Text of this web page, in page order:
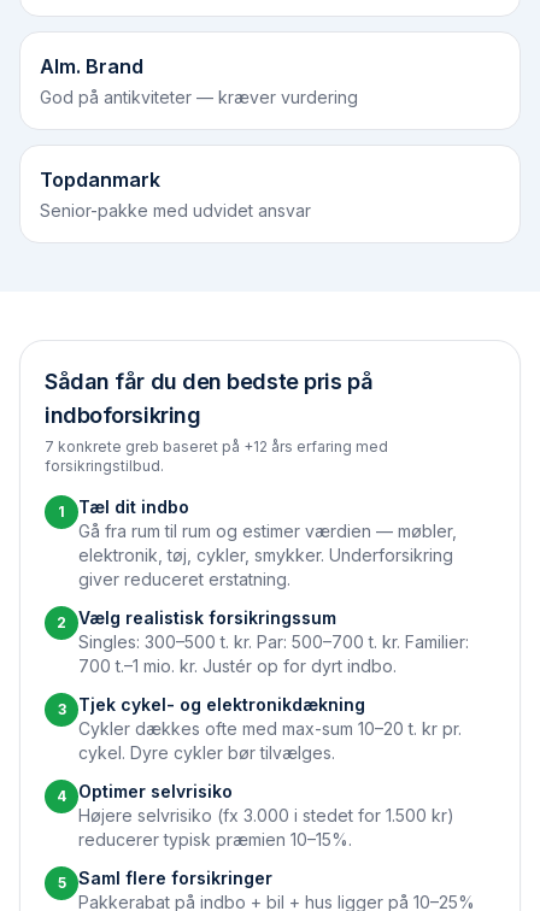
Alm. Brand
God på antikviteter — kræver vurdering
Topdanmark
Senior-pakke med udvidet ansvar
Sådan får du den bedste pris på
indboforsikring
7 konkrete greb baseret på +12 års erfaring med
forsikringstilbud.
1
Tæl dit indbo
Gå fra rum til rum og estimer værdien — møbler,
elektronik, tøj, cykler, smykker. Underforsikring
giver reduceret erstatning.
2
Vælg realistisk forsikringssum
Singles: 300–500 t. kr. Par: 500–700 t. kr. Familier:
700 t.–1 mio. kr. Justér op for dyrt indbo.
3
Tjek cykel- og elektronikdækning
Cykler dækkes ofte med max-sum 10–20 t. kr pr.
cykel. Dyre cykler bør tilvælges.
4
Optimer selvrisiko
Højere selvrisiko (fx 3.000 i stedet for 1.500 kr)
reducerer typisk præmien 10–15%.
5
Saml flere forsikringer
Pakkerabat på indbo + bil + hus ligger på 10–25%